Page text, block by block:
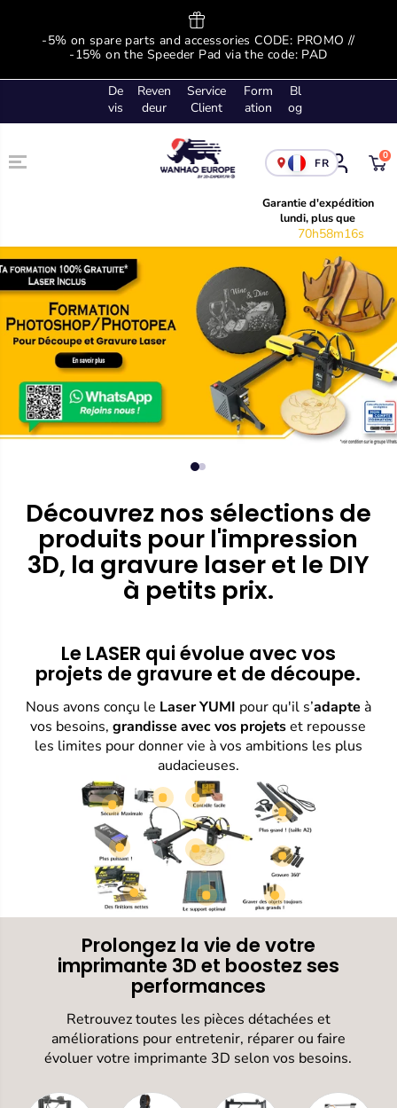
-5% on spare parts and accessories CODE: PROMO //
-15% on the Speeder Pad via the code: PAD
De
vis
Reven
deur
Service
Client
Form
ation
Bl
og
Garantie d'expédition
lundi, plus que
70h58m15s
0
FR
Découvrez nos sélections de
produits pour l'impression
3D, la gravure laser et le DIY
à petits prix.
Le LASER qui évolue avec vos
projets de gravure et de découpe.
Nous avons conçu le Laser YUMI pour qu'il s’adapte à
vos besoins,grandisse avec vos projetset repousse
les limites pour donner vie à vos ambitions les plus
audacieuses.
Prolongez la vie de votre
imprimante 3D et boostez ses
performances
Retrouvez toutes les pièces détachées et
améliorations pour entretenir, réparer ou faire
évoluer votre imprimante 3D selon vos besoins.